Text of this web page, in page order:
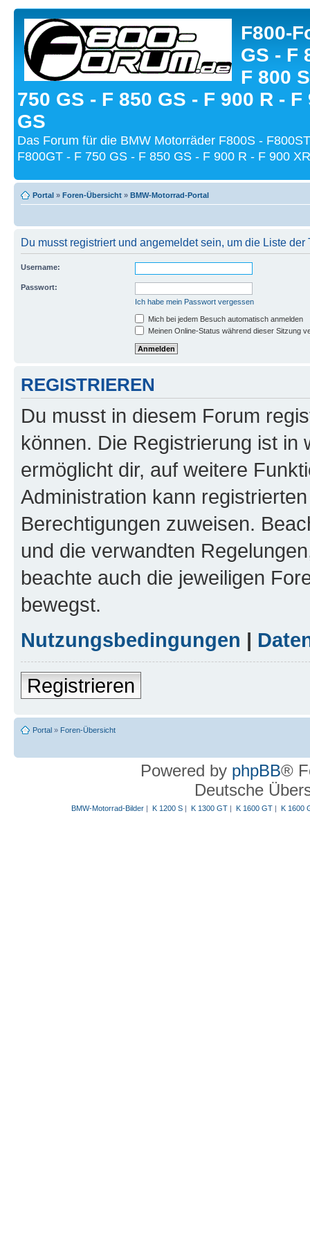
F800-
GS - F
F 800
750 GS - F 850 GS - F 900 R - F
GS
Das Forum für die BMW Motorräder F800S -
F800GT - F 750 GS - F 850 GS - F 900 R - F 900
Portal » Foren-Übersicht » BMW-Motorrad-Portal
Du musst registriert und angemeldet sein, um die Liste
Username:
Passwort:
Ich habe mein Passwort vergessen
Mich bei jedem Besuch automatisch anmelden
Meinen Online-Status während dieser Sitzung
REGISTRIEREN
Du musst in diesem Forum
können. Die Registrierung ist in
ermöglicht dir, auf weitere
Administration kann
Berechtigungen zuweisen.
und die verwandten
beachte auch die jeweiligen
bewegst.
Nutzungsbedingungen |
Registrieren
Portal » Foren-Übersicht
Powered by phpBB®
Deutsche
BMW-Motorrad-Bilder| K 1200 S| K 1300 GT| K 1600 GT| K 1600